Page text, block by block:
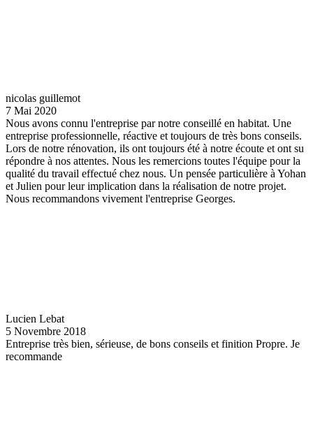
nicolas guillemot
7 Mai 2020
Nous avons connu l'entreprise par notre conseillé en habitat. Une
entreprise professionnelle, réactive et toujours de très bons conseils.
Lors de notre rénovation, ils ont toujours été à notre écoute et ont su
répondre à nos attentes. Nous les remercions toutes l'équipe pour la
qualité du travail effectué chez nous. Un pensée particulière à Yohan
et Julien pour leur implication dans la réalisation de notre projet.
Nous recommandons vivement l'entreprise Georges.
Lucien Lebat
5 Novembre 2018
Entreprise très bien, sérieuse, de bons conseils et finition Propre. Je
recommande